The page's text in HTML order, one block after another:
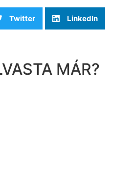
Twitter LinkedIn
MÁR?